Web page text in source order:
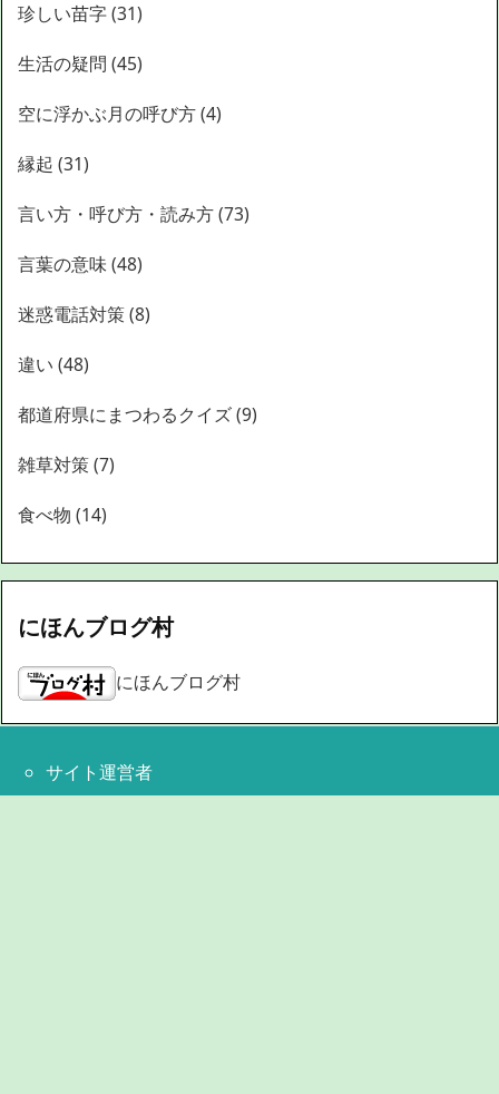
珍しい苗字(31)
生活の疑問 (45)
空に浮かぶ月の呼び方(4)
縁起 (31)
言い方・呼び方・読み方(73)
言葉の意味(48)
迷惑電話対策(8)
違い (48)
都道府県にまつわるクイズ(9)
雑草対策(7)
食べ物 (14)
にほんブログ村
にほんブログ村
サイト運営者